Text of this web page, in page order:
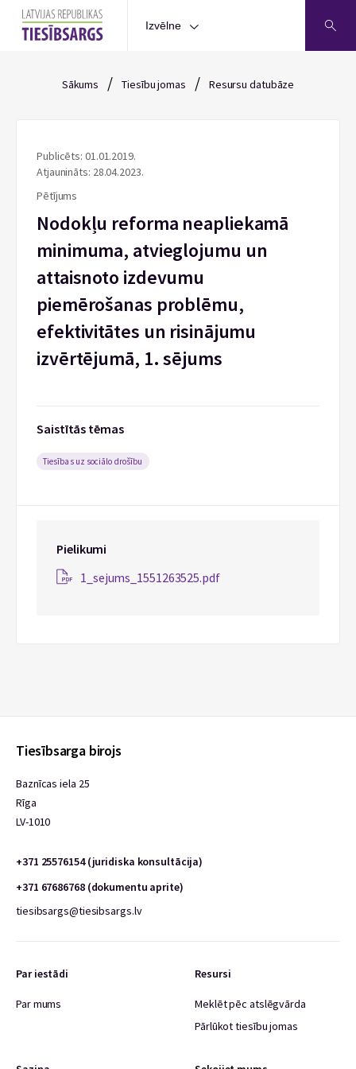
Izvēlne
Sākums / Tiesību jomas / Resursu datubāze
Publicēts: 01.01.2019.
Atjaunināts: 28.04.2023.
Pētījums
Nodokļu reforma neapliekamā
minimuma, atvieglojumu un
attaisnoto izdevumu
piemērošanas problēmu,
efektivitātes un risinājumu
izvērtējumā, 1. sējums
Saistītās tēmas
Tiesības uz sociālo drošību
Pielikumi
1_sejums_1551263525.pdf
Tiesībsarga birojs
Baznīcas iela 25
Rīga
LV-1010
+371 25576154 (juridiska konsultācija)
+371 67686768 (dokumentu aprite)
tiesibsargs@tiesibsargs.lv
Par iestādi
Par mums
Resursi
Meklēt pēc atslēgvārda
Pārlūkot tiesību jomas